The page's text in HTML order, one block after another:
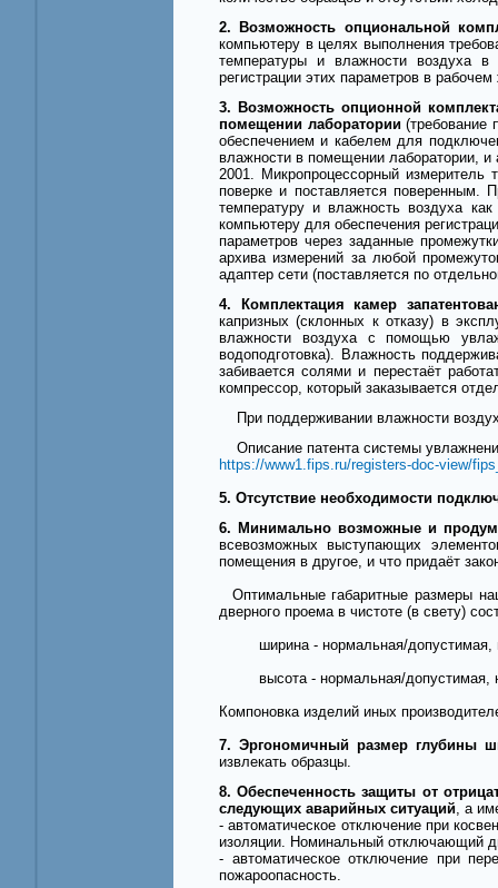
2. Возможность опциональной
компьютеру в целях выполнения
температуры и влажности воздуха в
регистрации этих параметров в
3. Возможность опционной
помещении лаборатории(требование
обеспечением и кабелем для
влажности в помещении лаборатории, и
2001. Микропроцессорный измеритель
поверке и поставляется поверенным.
температуру и влажность воздуха
компьютеру для обеспечения
параметров через заданные
архива измерений за любой
адаптер сети (поставляется по
4. Комплектация камер
капризных (склонных к отказу) в
влажности воздуха с помощью
водоподготовка). Влажность
забивается солями и перестаёт
компрессор, который заказывается
При поддерживании влажности
Описание патента системы
https://www1.fips.ru/registers-doc-view/
5. Отсутствие необходимости
6. Минимально возможные и
всевозможных выступающих
помещения в другое, и что придаёт
Оптимальные габаритные размеры
дверного проема в чистоте (в свету)
ширина - нормальная/допустимая,
высота - нормальная/допустимая,
Компоновка изделий иных
7. Эргономичный размер глубины
извлекать образцы.
8. Обеспеченность защиты от
следующих аварийных ситуаций, а
- автоматическое отключение при
изоляции. Номинальный отключающий
- автоматическое отключение при
пожароопасность.